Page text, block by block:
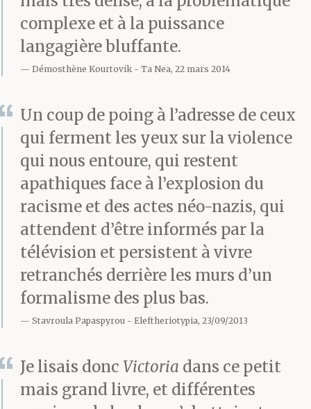
dire un mot.
T’es retourné au collège.
Les lèvres enflées, tu les
sentais pas, les yeux au
beurre noir, un peu
penché, t’avais mal aux
côtes. C’était pas grave,
t’en avais vu d’autres.
T’étais un mangas. Le
surveillant t’as laissé
vu il a secoué la tête.
Bienvenue au petit
complexe et à la puissance
langagière bluffante.
Démosthène Kourtovik Ta Nea, 22 mars 2014
Un coup de poing à l’adresse de ceux
qui ferment les yeux sur la violence
qui nous entoure, qui restent
apathiques face à l’explosion du
racisme et des actes néo-nazis, qui
attendent d’être informés par la
télévision et persistent à vivre
retranchés derrière les murs d’un
formalisme des plus bas.
Stavroula Papaspyrou Eleftheriotypia, 23/09/2013
Je lisais donc Victoria dans ce petit
mais grand livre, et différentes